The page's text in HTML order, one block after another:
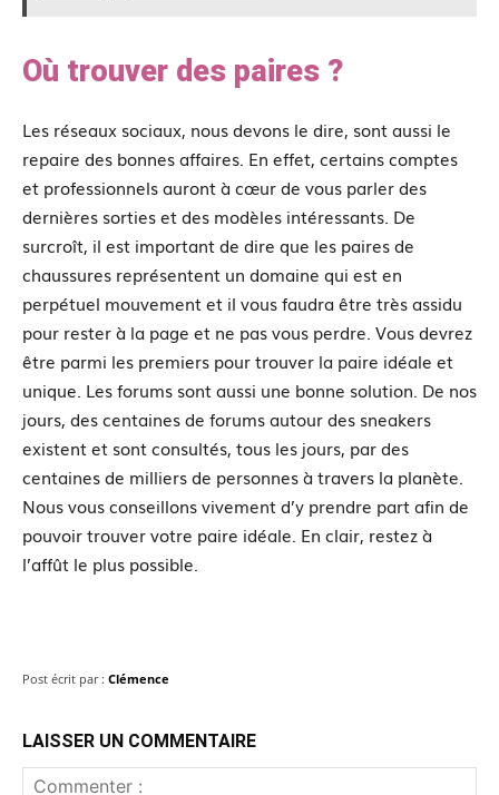
Où trouver des paires ?
Les réseaux sociaux, nous devons le dire, sont aussi le
repaire des bonnes affaires. En effet, certains comptes
et professionnels auront à cœur de vous parler des
dernières sorties et des modèles intéressants. De
surcroît, il est important de dire que les paires de
chaussures représentent un domaine qui est en
perpétuel mouvement et il vous faudra être très assidu
pour rester à la page et ne pas vous perdre. Vous devrez
être parmi les premiers pour trouver la paire idéale et
unique. Les forums sont aussi une bonne solution. De nos
jours, des centaines de forums autour des sneakers
existent et sont consultés, tous les jours, par des
centaines de milliers de personnes à travers la planète.
Nous vous conseillons vivement d’y prendre part afin de
pouvoir trouver votre paire idéale. En clair, restez à
l’affût le plus possible.
Post écrit par : Clémence
LAISSER UN COMMENTAIRE